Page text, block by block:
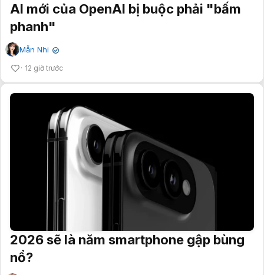
AI mới của OpenAI bị buộc phải "bấm
phanh"
Mẫn Nhi ✔
12 giờ trước
2026 sẽ là năm smartphone gập bùng
nổ?